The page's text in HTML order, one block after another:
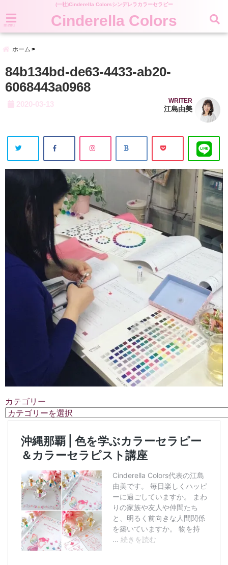
(一社)Cinderella Colorsシンデレラカラーセラピー
menu Cinderella Colors
ホーム
84b134bd-de63-4433-ab20-
6068443a0968
2020-03-13 WRITER
江島由美
カテゴリー
カ
テ